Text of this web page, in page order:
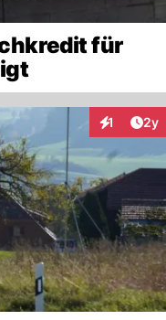
für
1 2y